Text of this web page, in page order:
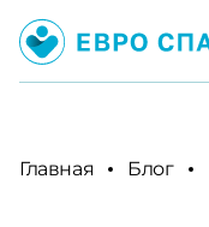
Главная Блог